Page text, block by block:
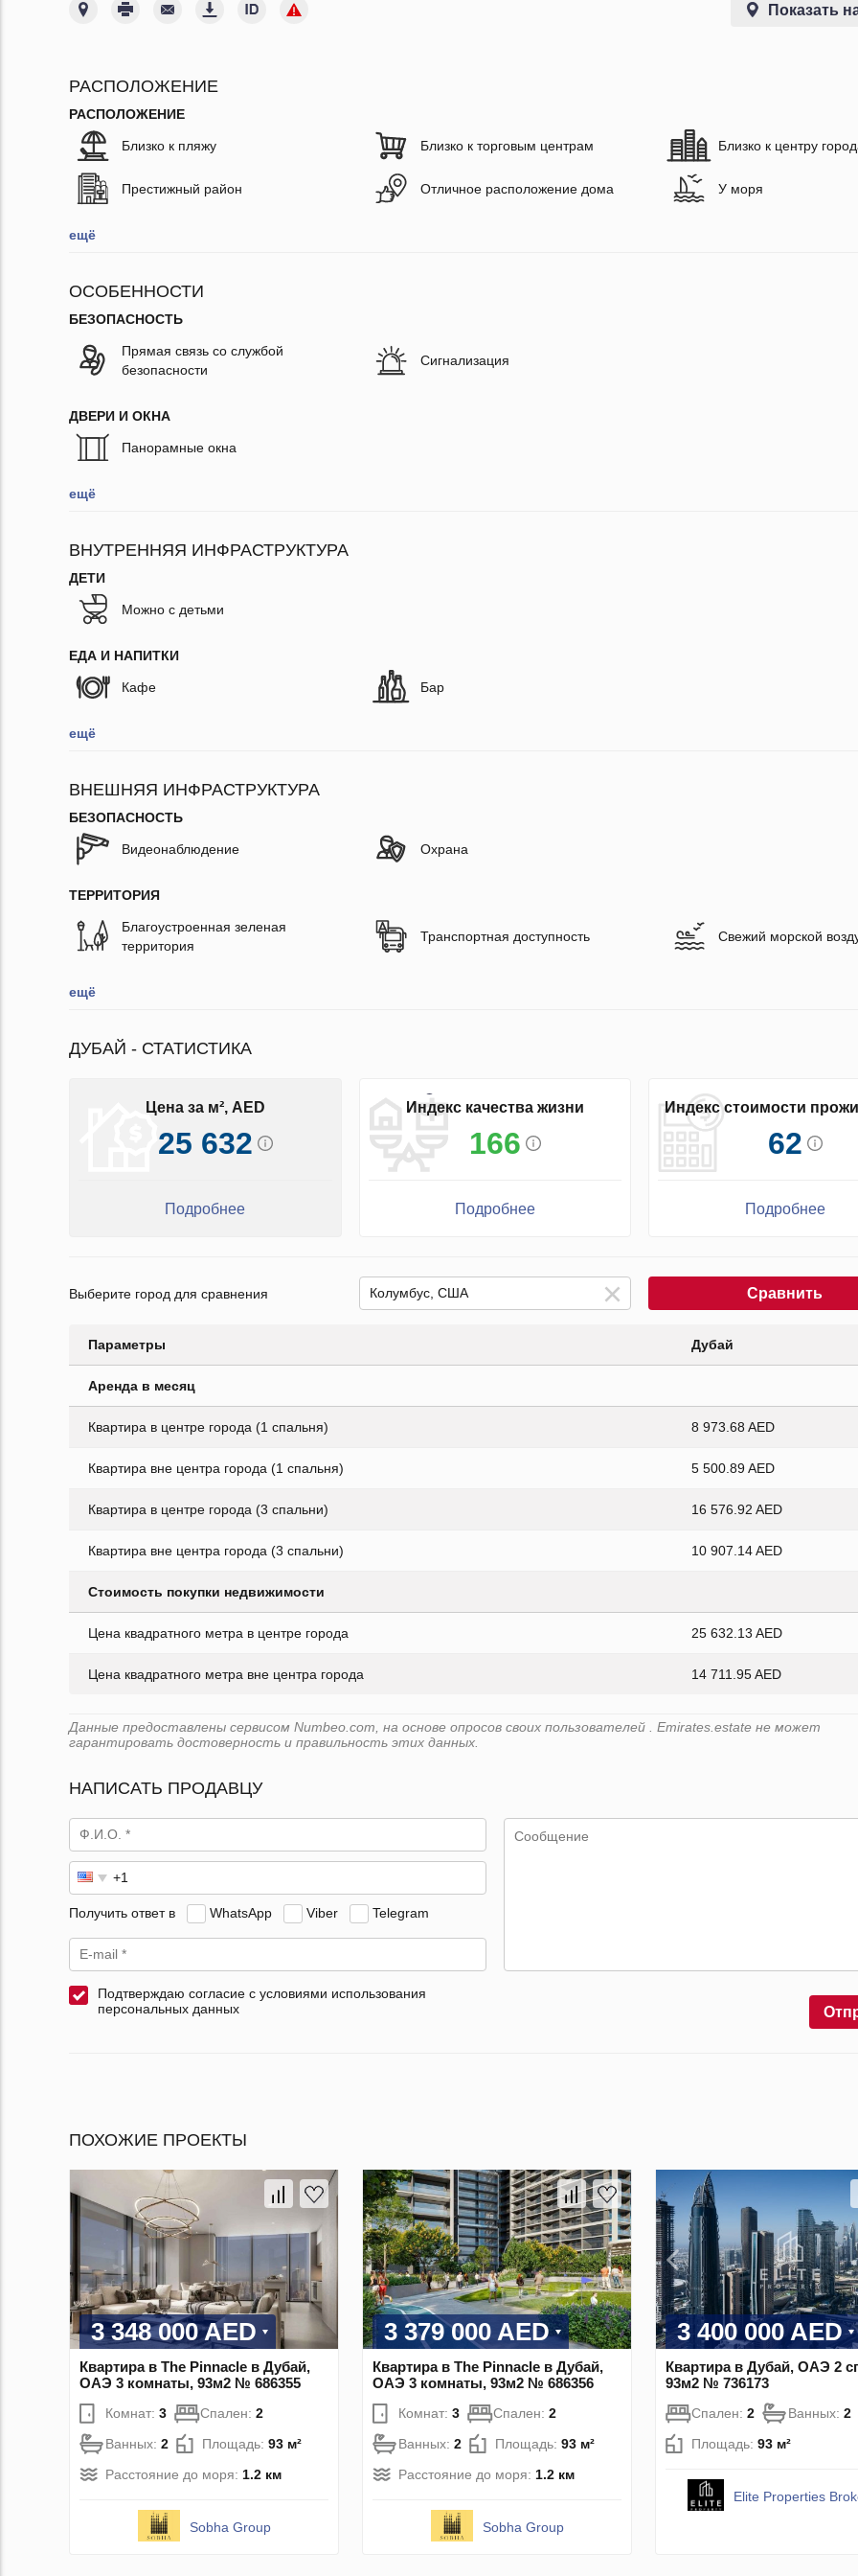
Показать
РАСПОЛОЖЕНИЕ
РАСПОЛОЖЕНИЕ
Близко к пляжу Близко к торговым центрам Близко к центру
Престижный район Отличное расположение дома У моря
ещё
ОСОБЕННОСТИ
БЕЗОПАСНОСТЬ
Прямая связь со службой
безопасности
Сигнализация
ДВЕРИ И ОКНА
Панорамные окна
ещё
ВНУТРЕННЯЯ ИНФРАСТРУКТУРА
ДЕТИ
Можно с детьми
ЕДА И НАПИТКИ
Кафе Бар
ещё
ВНЕШНЯЯ ИНФРАСТРУКТУРА
БЕЗОПАСНОСТЬ
Видеонаблюдение Охрана
ТЕРРИТОРИЯ
Благоустроенная зеленая
территория
Транспортная доступность Свежий морской
ещё
ДУБАЙ - СТАТИСТИКА
Цена за м², AED
25 632
Подробнее
Индекс качества жизни
166
Подробнее
Индекс стоимости
62
Подробнее
Выберите город для сравнения Сравнить
Параметры Дубай
Аренда в месяц
Квартира в центре города (1 спальня) 8 973.68 AED
Квартира вне центра города (1 спальня) 5 500.89 AED
Квартира в центре города (3 спальни) 16 576.92 AED
Квартира вне центра города (3 спальни) 10 907.14 AED
Стоимость покупки недвижимости
Цена квадратного метра в центре города 25 632.13 AED
Цена квадратного метра вне центра города 14 711.95 AED
Данные предоставлены сервисом Numbeo.com, на основе опросов своих пользователей . Emirates.estate не может
гарантировать достоверность и правильность этих данных.
НАПИСАТЬ ПРОДАВЦУ
Получить ответ в WhatsApp Viber Telegram
Подтверждаю согласие с условиями использования
персональных данных
ПОХОЖИЕ ПРОЕКТЫ
3 348 000 AED
Квартира в The Pinnacle в Дубай,
ОАЭ 3 комнаты, 93м2 № 686355
Комнат: 3 Спален: 2
Ванных: 2 Площадь: 93 м²
Расстояние до моря: 1.2 км
Sobha Group
3 379 000 AED
Квартира в The Pinnacle в Дубай,
ОАЭ 3 комнаты, 93м2 № 686356
Комнат: 3 Спален: 2
Ванных: 2 Площадь: 93 м²
Расстояние до моря: 1.2 км
Sobha Group
3 400 000 AED
Квартира в Дубай, ОАЭ 2
93м2 № 736173
Спален: 2 Ванных: 2
Площадь: 93 м²
Elite Properties